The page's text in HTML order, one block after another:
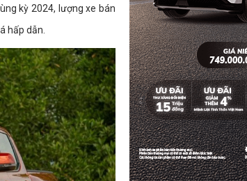
kỳ 2024, lượng xe bán
hấp dẫn.